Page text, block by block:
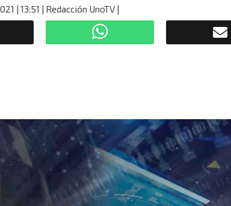
| 13:51 | Redacción UnoTV |